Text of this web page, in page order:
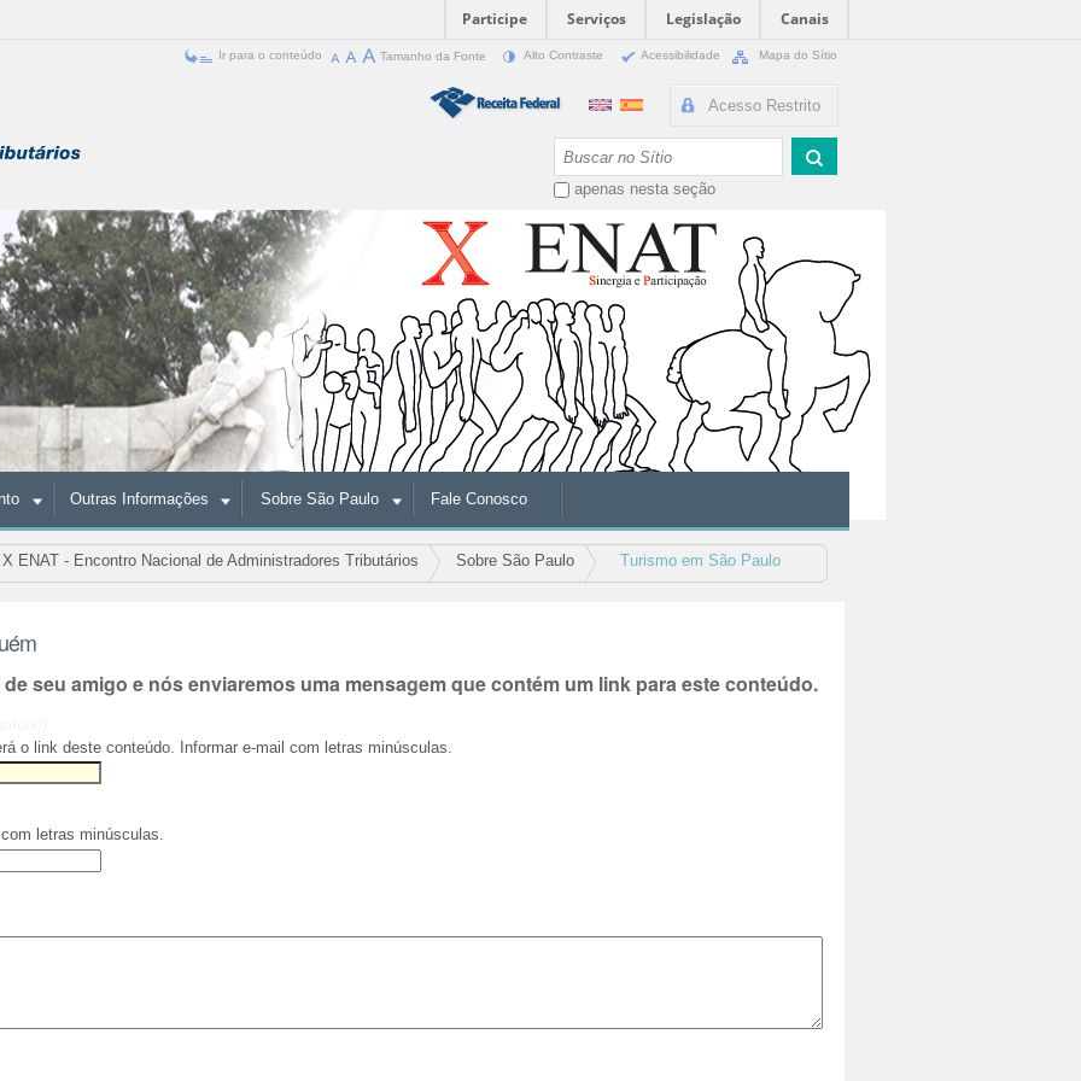
Participe Serviços Legislação
Canais
Ir para o conteúdo Tamanho da Fonte Alto Contraste Acessibilidade Mapa do Sítio
Acesso Restrito
apenas nesta seção
Outras Informações Sobre São Paulo Fale Conosco
X ENAT - Encontro Nacional de Administradores Tributários Sobre São Paulo Turismo em São Paulo
seu amigo e nós enviaremos uma mensagem que contém um link para este conteúdo.
o link deste conteúdo. Informar e-mail com letras minúsculas.
letras minúsculas.